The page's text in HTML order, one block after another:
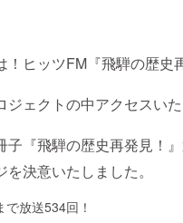
！ヒッツFM『飛騨の歴史
ジェクトの中アクセスい
子『飛騨の歴史再発見！
決意いたしました。
放送534回！